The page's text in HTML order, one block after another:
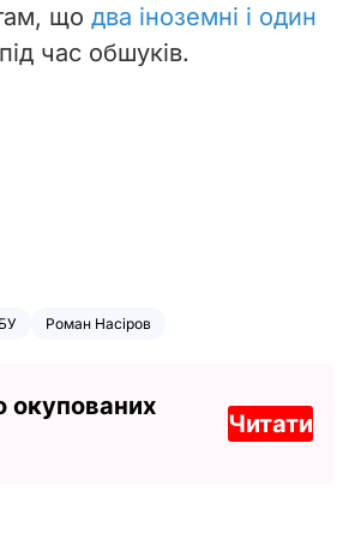
що два іноземні і один
під час обшуків.
Роман Насіров
окупованих
Читати